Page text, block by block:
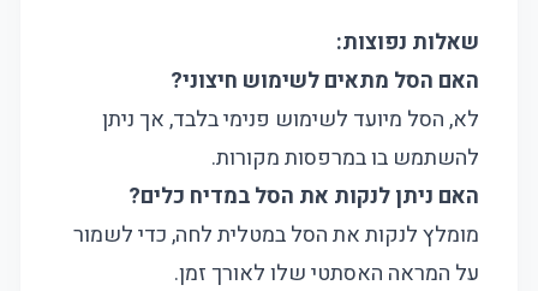
שאלות נפוצות:
האם הסל מתאים לשימוש חיצוני?
לא, הסל מיועד לשימוש פנימי בלבד, אך ניתן
להשתמש בו במרפסות מקורות.
האם ניתן לנקות את הסל במדיח כלים?
מומלץ לנקות את הסל במטלית לחה, כדי לשמור
על המראה האסתטי שלו לאורך זמן.